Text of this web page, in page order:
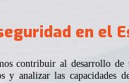
en el
contribuir al desarrollo
analizar las capacidades